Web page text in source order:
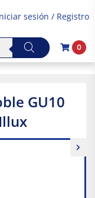
sesión / Registro
0
GU10